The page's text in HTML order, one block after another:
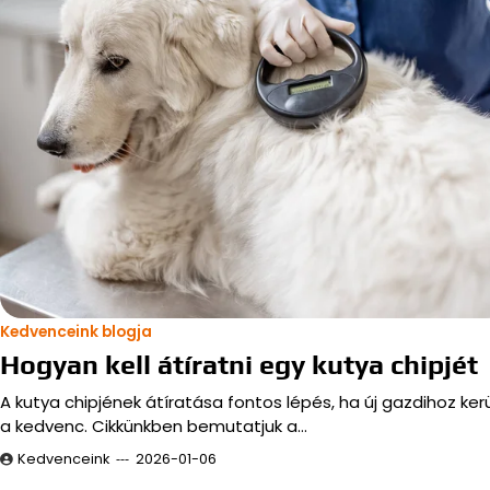
Kedvenceink blogja
Hogyan kell átíratni egy kutya chipjét
A kutya chipjének átíratása fontos lépés, ha új gazdihoz
a kedvenc. Cikkünkben bemutatjuk a…
Kedvenceink 2026-01-06